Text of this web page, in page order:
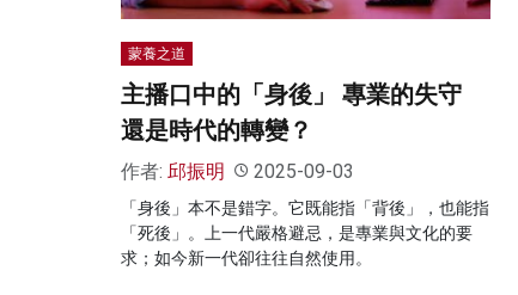
蒙養之道
主播口中的「身後」 專業的失守
還是時代的轉變？
作者: 邱振明 2025-09-03
「身後」本不是錯字。它既能指「背後」，也能指
「死後」。上一代嚴格避忌，是專業與文化的要
求；如今新一代卻往往自然使用。